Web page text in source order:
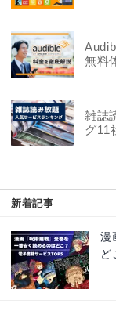
無料
雑誌
グ11
新着記事
漫
ど